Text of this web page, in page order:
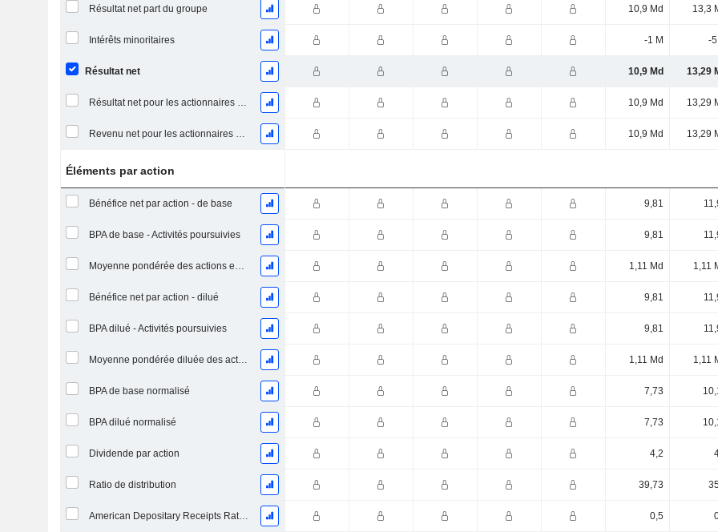
Résultat net part du groupe 10,9 Md 13,3
Intérêts minoritaires -1 M -5
Résultat net 10,9 Md 13,29
Résultat net pour les actionnaires ordinaires, éléments exceptionnels inclus. 10,9 Md 13,29
Revenu net pour les actionnaires ordinaires, hors éléments exceptionnelsRésultat net pour les actionnaires ordinaires, éléments exceptionnels exclus. 10,9 Md 13,29
Éléments par action
Bénéfice net par action - de base 9,81
BPA de base - Activités poursuivies 9,81
Moyenne pondérée des actions en circulation 1,11 Md 1,11
Bénéfice net par action - dilué 9,81
BPA dilué - Activités poursuivies 9,81
Moyenne pondérée diluée des actions en circulation 1,11 Md 1,11
BPA de base normalisé 7,73
BPA dilué normalisé 7,73
Dividende par action 4,2
Ratio de distribution 39,73
American Depositary Receipts Ratio (ADR) 0,5